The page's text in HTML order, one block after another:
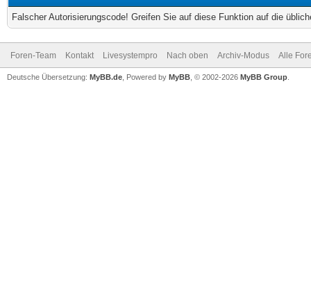
Falscher Autorisierungscode! Greifen Sie auf diese Funktion auf die
Foren-Team Kontakt Livesystempro Nach oben Archiv-Modus Alle
Deutsche Übersetzung: MyBB.de , Powered by MyBB , © 2002-2026 MyBB Group